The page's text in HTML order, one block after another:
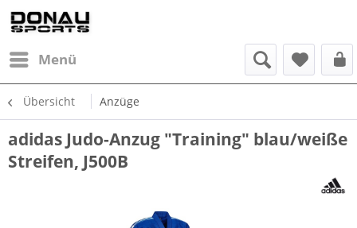
Menü
Übersicht Anzüge
adidas Judo-Anzug "Training" blau/weiße
Streifen, J500B